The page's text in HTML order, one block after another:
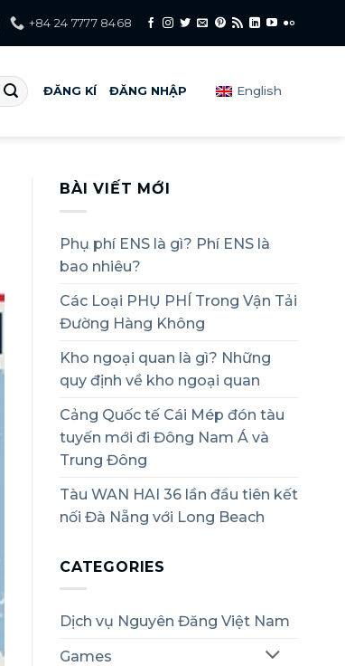
+84 24 7777 8468
ĐĂNG KÍ ĐĂNG NHẬP English
BÀI VIẾT MỚI
Phụ phí ENS là gì? Phí ENS là
bao nhiêu?
Các Loại PHỤ PHÍ Trong Vận Tải
Đường Hàng Không
Kho ngoại quan là gì? Những
quy định về kho ngoại quan
Cảng Quốc tế Cái Mép đón tàu
tuyến mới đi Đông Nam Á và
Trung Đông
Tàu WAN HAI 36 lần đầu tiên kết
nối Đà Nẵng với Long Beach
CATEGORIES
Dịch vụ Nguyên Đăng Việt Nam
Games